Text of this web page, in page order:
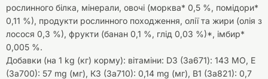
рослинного білка, мінерали, овочі (морква* 0,5 %, помідори*
0,11 %), продукти рослинного походження, олії та жири (олія з
лосося 0,3 %), фрукти (банан 0,1 %, глід 0,03 %)*, імбир*
0,005 %.
Добавки (на 1 kg (кг) корму): вітаміни: D3 (3а671): 143 МО, Е
(3а700): 57 mg (мг), К3 (3а710): 0,14 mg (мг), В1 (3а821): 0,7